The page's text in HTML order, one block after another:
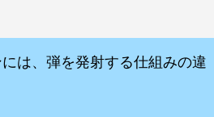
は、弾を発射する仕組みの違